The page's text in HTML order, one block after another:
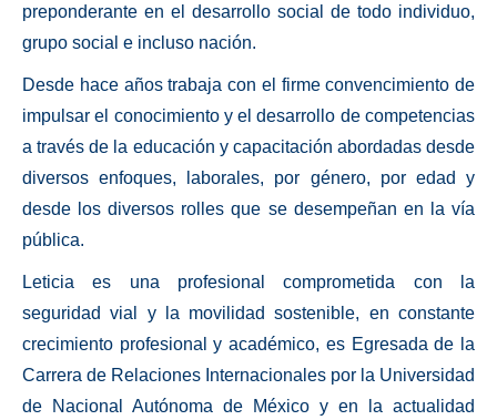
preponderante en el desarrollo social de todo individuo,
grupo social e incluso nación.
Desde hace años trabaja con el firme convencimiento de
impulsar el conocimiento y el desarrollo de competencias
a través de la educación y capacitación abordadas desde
diversos enfoques, laborales, por género, por edad y
desde los diversos rolles que se desempeñan en la vía
pública.
Leticia es una profesional comprometida con la
seguridad vial y la movilidad sostenible, en constante
crecimiento profesional y académico, es Egresada de la
Carrera de Relaciones Internacionales por la Universidad
de Nacional Autónoma de México y en la actualidad